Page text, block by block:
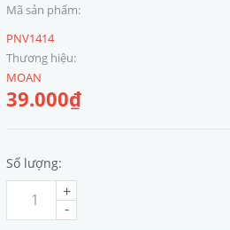
Mã sản phẩm:
PNV1414
Thương hiệu:
MOAN
39.000₫
Số lượng:
-
+